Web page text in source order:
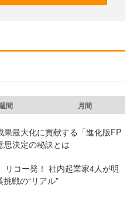
間 月間
果最大化に貢献する「進化版FP
思決定の秘訣とは
リコー発！ 社内起業家4人が明
戦の“リアル”